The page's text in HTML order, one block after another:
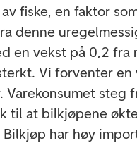
fiske, en faktor
denne
en vekst på 0,2 fra
Vi forventer
steg
til at bilkjøpene
har høy